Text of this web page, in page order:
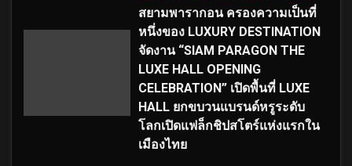
สยามพารากอน ครองความเป็นที่
หนึ่งของ LUXURY DESTINATION
จัดงาน “SIAM PARAGON THE
LUXE HALL OPENING
CELEBRATION” เปิดพื้นที่ LUXE
HALL ยกขบวนแบรนด์หรูระดับ
โลกเปิดแฟล็กชิปสโตร์แห่งแรกใน
เมืองไทย